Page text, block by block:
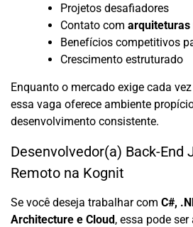
Projetos desafiadores
Contato com arquiteturas
Benefícios competitivos
Crescimento estruturado
Enquanto o mercado exige cada
essa vaga oferece ambiente
desenvolvimento consistente.
Desenvolvedor(a) Back-End
Remoto na Kognit
Se você deseja trabalhar com C#,
Architecture e Cloud, essa pode